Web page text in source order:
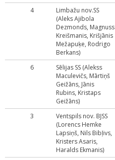
4
Limbažu nov.SS
(Aleks Ajibola
Dezmonds, Magnuss
Kreišmanis, Krišjānis
Mežapuķe, Rodrigo
Berkans)
6
Sēlijas SS (Alekss
Maculevičs, Mārtiņš
Geižāns, Jānis
Rubins, Kristaps
Geižāns)
3
Ventspils nov. BJSS
(Lorencs Hemke
Lapsiņš, Nils Bibļivs,
Kristers Asaris,
Haralds Ekmanis)